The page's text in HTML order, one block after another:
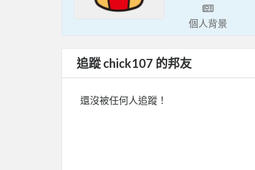
個人背景
追蹤 chick107 的邦友
還沒被任何人追蹤！